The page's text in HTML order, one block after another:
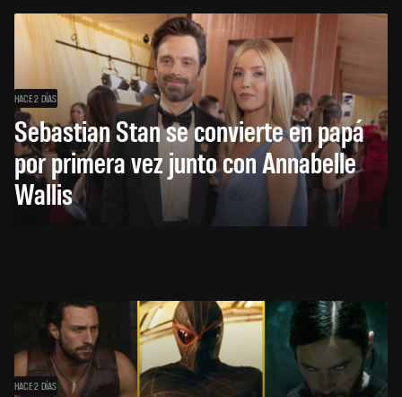
HACE 2 DÍAS
Sebastian Stan se convierte en papá
por primera vez junto con Annabelle
Wallis
HACE 2 DÍAS